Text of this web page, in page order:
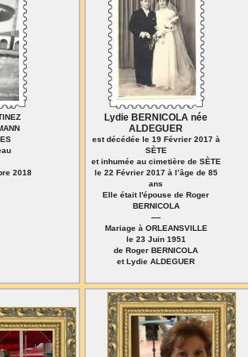
2018
Lydie BERNICOLA née
ALDEGUER
est décédée le 19 Février 2017 à
SÈTE
et inhumée au cimetière de SÈTE
le 22 Février 2017 à l’âge de 85
ans
Elle était l'épouse de Roger
BERNICOLA
----
Mariage à ORLEANSVILLE
le 23 Juin 1951
de Roger BERNICOLA
et Lydie ALDEGUER